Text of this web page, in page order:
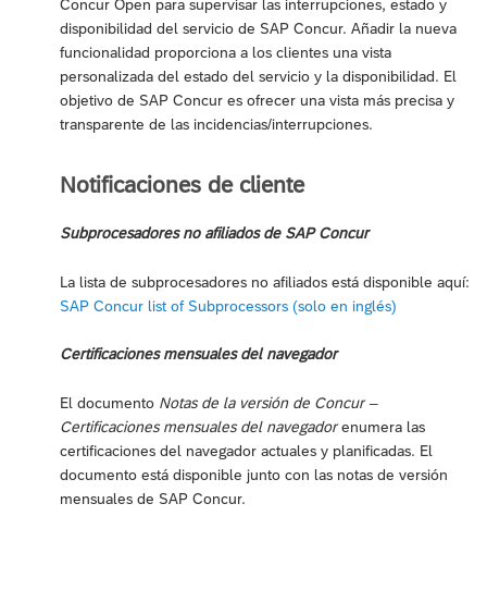
Concur Open para supervisar las interrupciones, estado y
disponibilidad del servicio de SAP Concur. Añadir la nueva
funcionalidad proporciona a los clientes una vista
personalizada del estado del servicio y la disponibilidad. El
objetivo de SAP Concur es ofrecer una vista más precisa y
transparente de las incidencias/interrupciones.
Notificaciones de cliente
Subprocesadores no afiliados de SAP Concur
La lista de subprocesadores no afiliados está disponible aquí:
SAP Concur list of Subprocessors (solo en inglés)
Certificaciones mensuales del navegador
El documento Notas de la versión de Concur –
Certificaciones mensuales del navegadorenumera las
certificaciones del navegador actuales y planificadas. El
documento está disponible junto con las notas de versión
mensuales de SAP Concur.